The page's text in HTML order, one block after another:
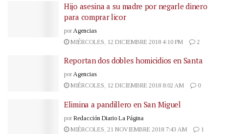
Hijo asesina a su madre por negarle dinero
para comprar licor
por Agencias
MIÉRCOLES, 12 DICIEMBRE 2018 4:10 PM
2
Reportan dos dobles homicidios en Santa
por Agencias
MIÉRCOLES, 12 DICIEMBRE 2018 8:02 AM
0
Elimina a pandillero en San Miguel
por Redacción Diario La Página
MIÉRCOLES, 21 NOVIEMBRE 2018 7:43 AM
1